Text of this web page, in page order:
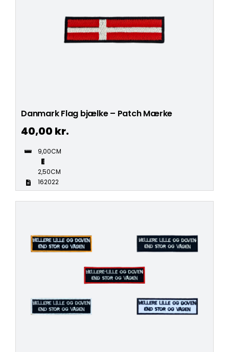
Danmark Flag bjælke – Patch Mærke
40,00 kr.
9,00CM
2,50CM
162022